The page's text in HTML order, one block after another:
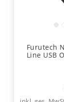
Furutech
Line USB